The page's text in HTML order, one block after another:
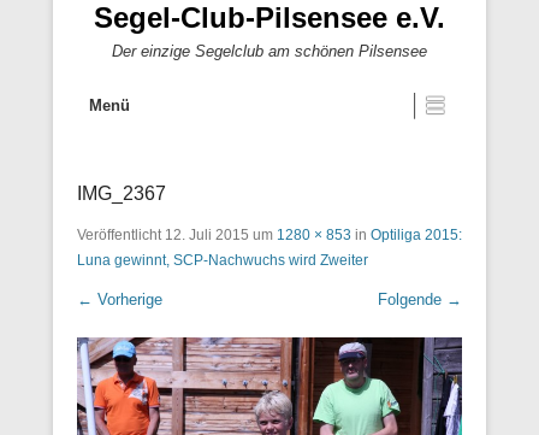
Segel-Club-Pilsensee e.V.
Der einzige Segelclub am schönen Pilsensee
Menü
IMG_2367
Veröffentlicht 12. Juli 2015 um 1280 × 853 in Optiliga 2015:
Luna gewinnt, SCP-Nachwuchs wird Zweiter
← Vorherige Folgende →